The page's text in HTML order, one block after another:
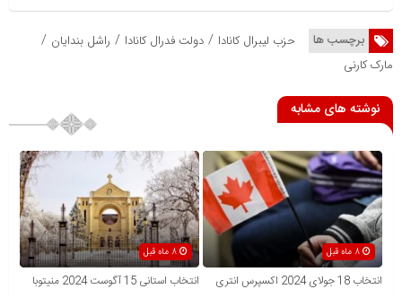
برچسب ها حزب لیبرال کانادا / دولت فدرال کانادا / راشل بندایان /
مارک کارنی
نوشته های مشابه
8 ماه قبل
انتخاب 18 جولای 2024 اکسپرس انتری انتخاب استانی 15 آگوست 2024 منیتوبا